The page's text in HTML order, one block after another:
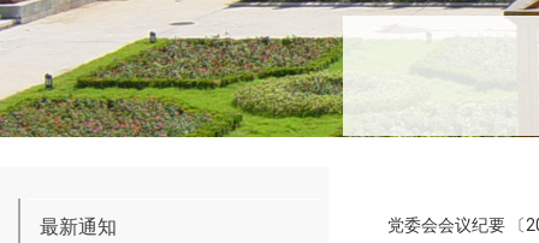
最新通知 党委会会议纪要 〔